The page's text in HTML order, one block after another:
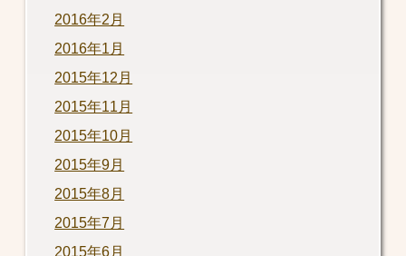
2016年2月
2016年1月
2015年12月
2015年11月
2015年10月
2015年9月
2015年8月
2015年7月
2015年6月